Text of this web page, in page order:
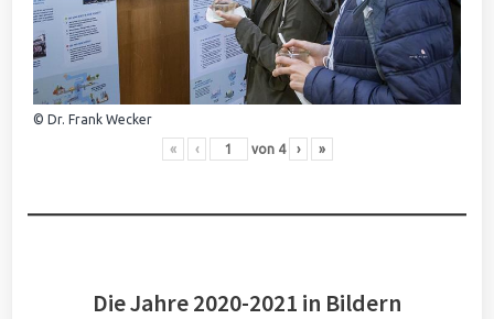
© Dr. Frank Wecker
« ‹ von 4 › »
Die Jahre 2020-2021 in Bildern